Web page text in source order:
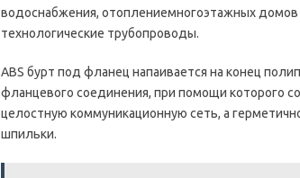
водоснабжения, отоплениемногоэтажных
технологические трубопроводы.
ABS бурт под фланец напаивается на конец
фланцевого соединения, при помощи которого
целостную коммуникационную сеть, а
шпильки.